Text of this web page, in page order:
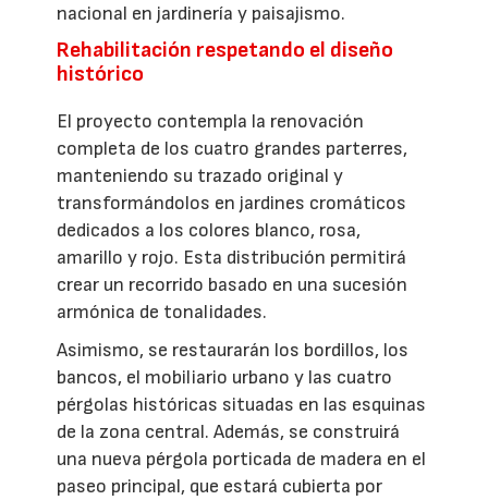
nacional en jardinería y paisajismo.
Rehabilitación respetando el diseño
histórico
El proyecto contempla la renovación
completa de los cuatro grandes parterres,
manteniendo su trazado original y
transformándolos en jardines cromáticos
dedicados a los colores blanco, rosa,
amarillo y rojo. Esta distribución permitirá
crear un recorrido basado en una sucesión
armónica de tonalidades.
Asimismo, se restaurarán los bordillos, los
bancos, el mobiliario urbano y las cuatro
pérgolas históricas situadas en las esquinas
de la zona central. Además, se construirá
una nueva pérgola porticada de madera en el
paseo principal, que estará cubierta por